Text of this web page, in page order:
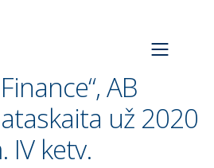
AB
už 2020
IV ketv.